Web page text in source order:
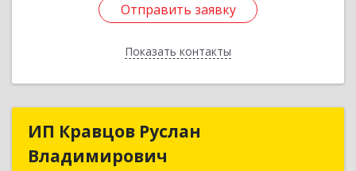
Отправить заявку
Показать контакты
Отправить заявку
Назад
ИП Кравцов Руслан
Владимирович
ИП Кравцов Руслан